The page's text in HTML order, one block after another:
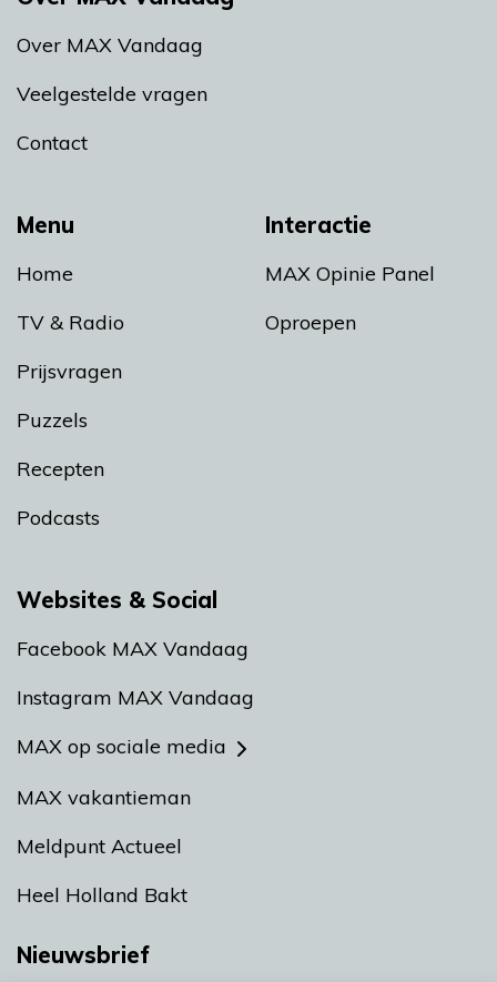
Menu
Home
TV & Radio
Prijsvragen
Puzzels
Recepten
Podcasts
Interactie
MAX Opinie Panel
Oproepen
Over MAX Vandaag
Veelgestelde vragen
Contact
Websites & Social
Facebook MAX Vandaag
Instagram MAX Vandaag
MAX op sociale media
MAX vakantieman
Meldpunt Actueel
Heel Holland Bakt
Nieuwsbrief